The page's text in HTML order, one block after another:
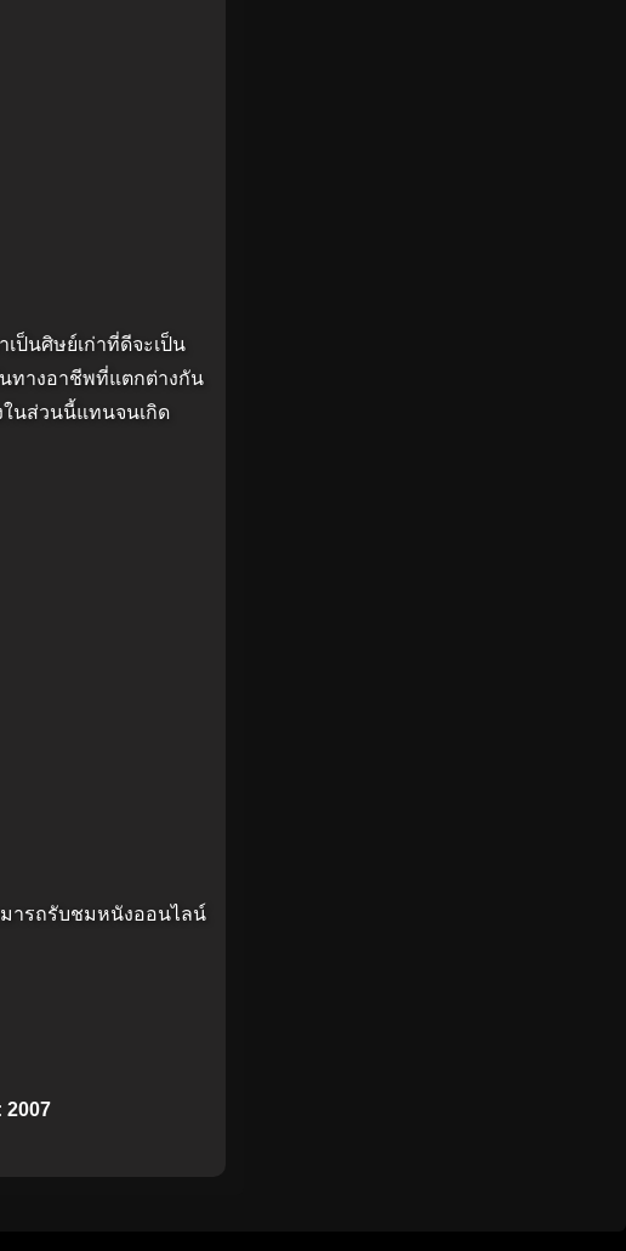
ป็นศิษย์เก่าที่ดีจะเป็น
ทางอาชีพที่แตกต่างกัน
นส่วนนี้แทนจนเกิด
ารถรับชมหนังออนไลน์
2007